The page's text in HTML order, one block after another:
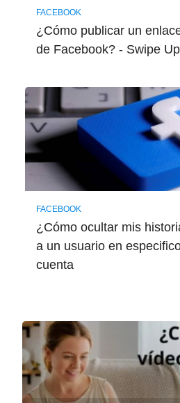
FACEBOOK
¿Cómo publicar un
de Facebook? - Swipe Up
FACEBOOK
¿Cómo ocultar mis
a un usuario en
cuenta